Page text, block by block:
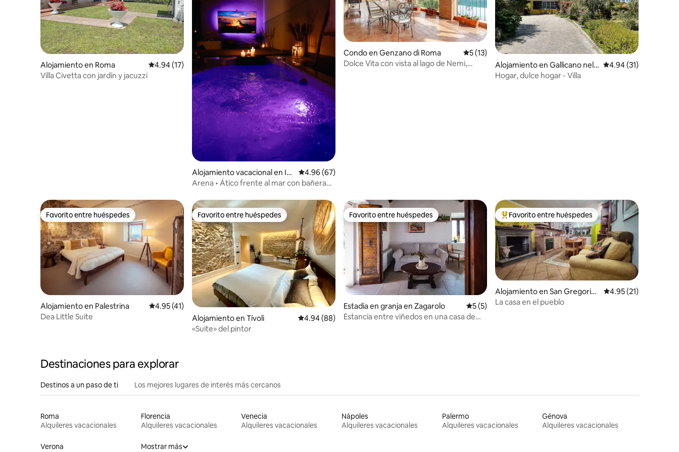
Alojamiento en Roma Calificación promedio: 4.94 de 5, 17 reseñas
4.94 (17)
Villa Civetta con jardín y jacuzzi
Alojamiento vacacional en Iso
la Sacra
Calificación promedio: 4.96 de 5, 67 reseñas
4.96 (67)
Arena • Ático frente al mar con bañera
Condo en Genzano di Roma Calificación promedio: 5 de 5, 13 reseñas
5 (13)
Dolce Vita con vista al lago de Nemi,
Alojamiento en Gallicano nel L
azio
Calificación
4.94 (31)
Hogar, dulce hogar - Villa
Favorito entre huéspedes
Favorito entre huéspedes
Alojamiento en Palestrina Calificación promedio: 4.95 de 5, 41 reseñas
4.95 (41)
Dea Little Suite
Favorito entre huéspedes
Favorito entre huéspedes
Alojamiento en Tívoli Calificación promedio: 4.94 de 5, 88 reseñas
4.94 (88)
«Suite» del pintor
Favorito entre huéspedes
Favorito entre huéspedes
Estadía en granja en Zagarolo Calificación promedio: 5 de 5, 5 reseñas
5 (5)
Estancia entre viñedos en una casa de
Favorito entre huéspedes preferido
Favorito entre huéspedes
Alojamiento en San Gregorio
da Sassola
Calificación
4.95 (21)
La casa en el pueblo
Destinaciones para explorar
Destinos a un paso de ti Los mejores lugares de interés más cercanos
Roma
Alquileres vacacionales
Florencia
Alquileres vacacionales
Venecia
Alquileres vacacionales
Nápoles
Alquileres vacacionales
Palermo
Alquileres vacacionales
Génova
Alquileres vacacionales
Verona
Mostrar más